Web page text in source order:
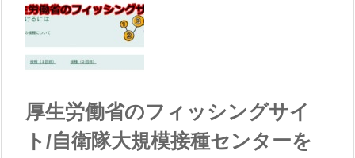
厚生労働省のフィッシングサイ
ト/自衛隊大規模接種センターを